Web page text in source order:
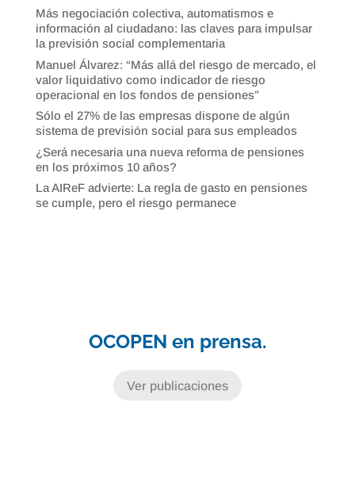
Más negociación colectiva, automatismos e
información al ciudadano: las claves para impulsar
la previsión social complementaria
Manuel Álvarez: “Más allá del riesgo de mercado, el
valor liquidativo como indicador de riesgo
operacional en los fondos de pensiones”
Sólo el 27% de las empresas dispone de algún
sistema de previsión social para sus empleados
¿Será necesaria una nueva reforma de pensiones
en los próximos 10 años?
La AIReF advierte: La regla de gasto en pensiones
se cumple, pero el riesgo permanece
OCOPEN en prensa.
Ver publicaciones